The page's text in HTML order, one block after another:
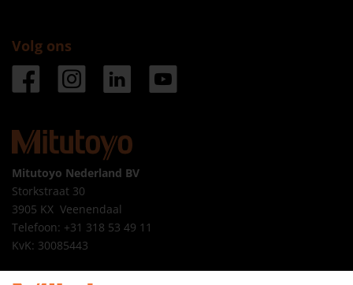
Volg ons
Mitutoyo Nederland BV
Storkstraat 30
3905 KX Veenendaal
Telefoon: +31 318 53 49 11
KvK: 30085443
Mitutoyo Belgium NV